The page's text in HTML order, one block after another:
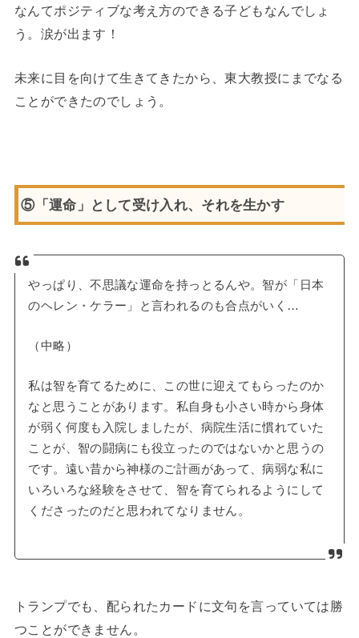
なんてポジティブな考え方のできる子どもなんでしょ
う。涙が出ます！
未来に目を向けて生きてきたから、東大教授にまでなる
ことができたのでしょう。
⑤「運命」として受け入れ、それを生かす
やっぱり、不思議な運命を持っとるんや。智が「日本
のヘレン・ケラー」と言われるのも合点がいく…
（中略）
私は智を育てるために、この世に迎えてもらったのか
なと思うことがあります。私自身も小さい時から身体
が弱く何度も入院しましたが、病院生活に慣れていた
ことが、智の闘病にも役立ったのではないかと思うの
です。遠い昔から神様のご計画があって、病弱な私に
いろいろな経験をさせて、智を育てられるようにして
くださったのだと思われてなりません。
トランプでも、配られたカードに文句を言っていては勝
つことができません。